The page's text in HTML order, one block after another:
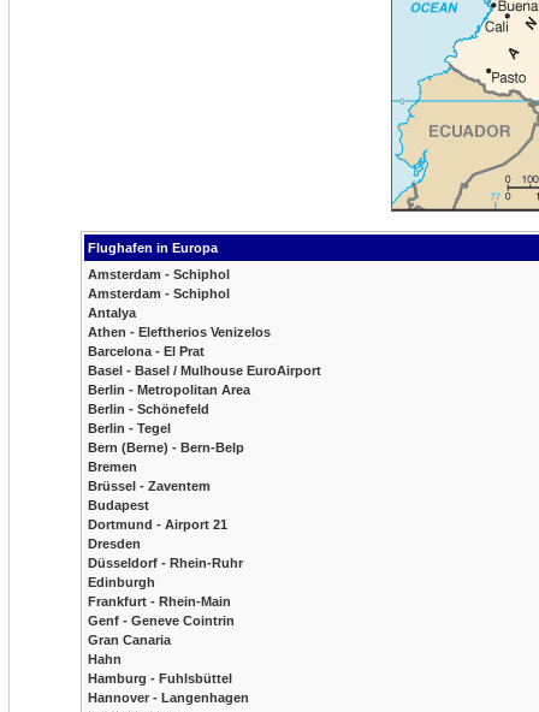
Flughafen in Europa
Amsterdam - Schiphol
Amsterdam - Schiphol
Antalya
Athen - Eleftherios Venizelos
Barcelona - El Prat
Basel - Basel / Mulhouse EuroAirport
Berlin - Metropolitan Area
Berlin - Schönefeld
Berlin - Tegel
Bern (Berne) - Bern-Belp
Bremen
Brüssel - Zaventem
Budapest
Dortmund - Airport 21
Dresden
Düsseldorf - Rhein-Ruhr
Edinburgh
Frankfurt - Rhein-Main
Genf - Geneve Cointrin
Gran Canaria
Hahn
Hamburg - Fuhlsbüttel
Hannover - Langenhagen